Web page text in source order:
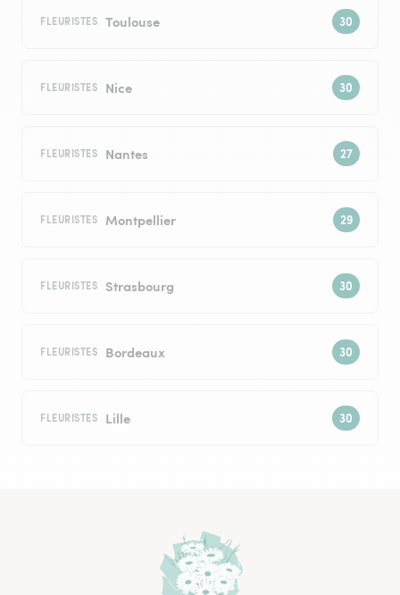
FLEURISTES Toulouse
FLEURISTES Nice
FLEURISTES Nantes
FLEURISTES Montpellier
FLEURISTES Strasbourg
FLEURISTES Bordeaux
FLEURISTES Lille